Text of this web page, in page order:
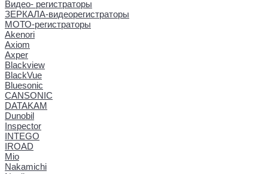
Видео- регистраторы
ЗЕРКАЛА-видеорегистраторы
МОТО-регистраторы
Akenori
Axiom
Axper
Blackview
BlackVue
Bluesonic
CANSONIC
DATAKAM
Dunobil
Inspector
INTEGO
IROAD
Mio
Nakamichi